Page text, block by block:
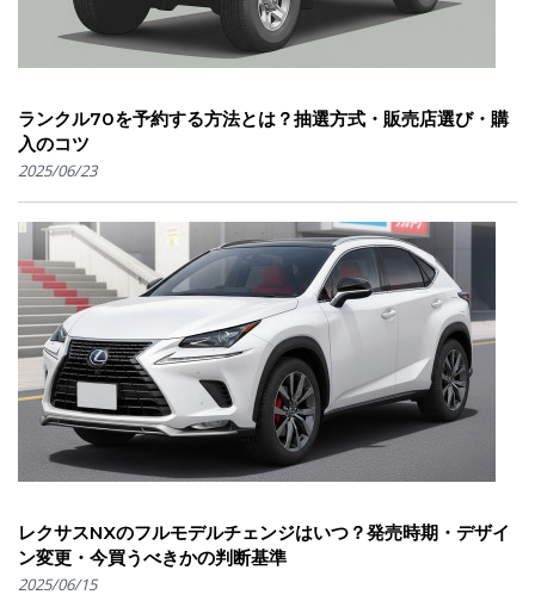
ランクル70を予約する方法とは？抽選方式・販売店選び・購
入のコツ
2025/06/23
レクサスNXのフルモデルチェンジはいつ？発売時期・デザイ
ン変更・今買うべきかの判断基準
2025/06/15